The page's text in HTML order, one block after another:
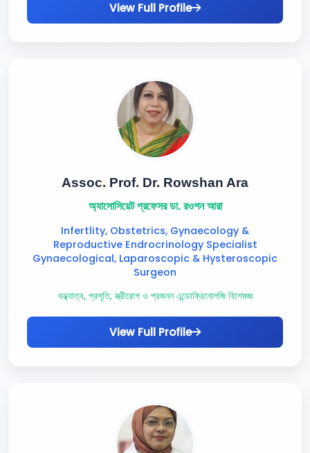
View Full Profile
Assoc. Prof. Dr. Rowshan Ara
অ্যাসোসিয়েট প্রফেসর ডা. রওশন আরা
Infertlity, Obstetrics, Gynaecology &
Reproductive Endrocrinology Specialist
Gynaecological, Laparoscopic & Hysteroscopic
Surgeon
বন্ধ্যাত্ব, প্রসূতি, স্ত্রীরোগ ও প্রজনন এন্ডোক্রিনোলজি বিশেষজ্ঞ
View Full Profile